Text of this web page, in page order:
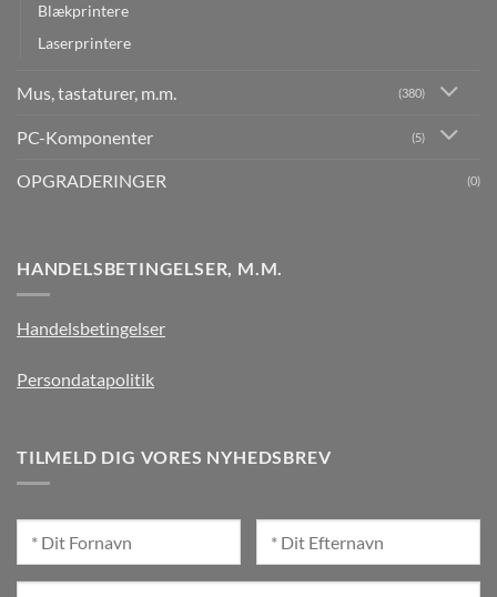
Blækprintere
Laserprintere
Mus, tastaturer, m.m. (380)
PC-Komponenter (5)
OPGRADERINGER (0)
HANDELSBETINGELSER, M.M.
Handelsbetingelser
Persondatapolitik
TILMELD DIG VORES NYHEDSBREV